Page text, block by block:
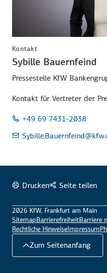
Kontakt
Sybille Bauernfeind
Pressestelle KfW
Kontakt für Vertreter der
+49 69 7431-2038
Sybille.Bauernfeind
Drucken Seite teilen
2026 KfW, Frankfurt am Main
SitemapBarrierefreiheitBarriere
Rechtliche HinweiseImpressum
Zum Seitenanfang